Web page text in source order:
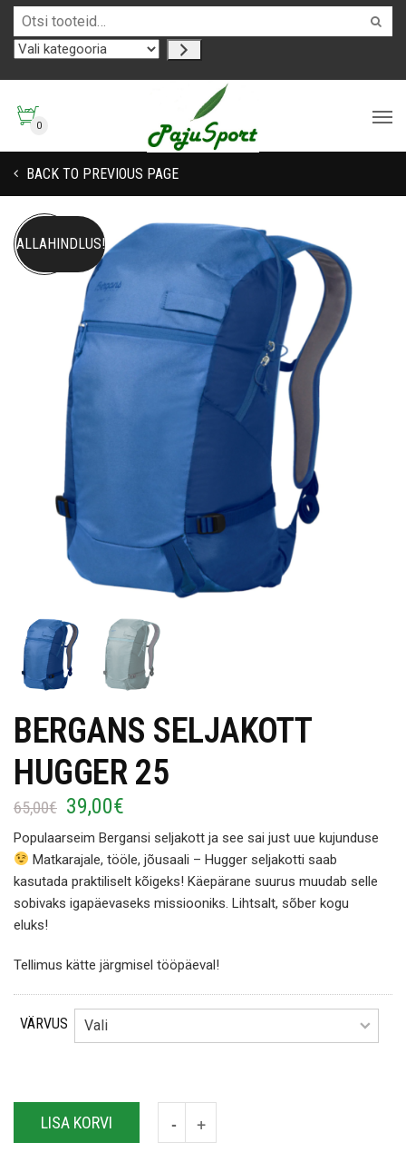
0
BACK TO PREVIOUS PAGE
ALLAHINDLUS!
BERGANS SELJAKOTT
HUGGER 25
65,00€ Algne
oli:
65,00€.
39,00€
is:
39,00€.
Populaarseim Bergansi seljakott ja see sai just uue kujunduse
Matkarajale, tööle, jõusaali – Hugger seljakotti saab
kasutada praktiliselt kõigeks! Käepärane suurus muudab selle
sobivaks igapäevaseks missiooniks. Lihtsalt, sõber kogu
eluks!
Tellimus kätte järgmisel tööpäeval!
VÄRVUS
LISA KORVI